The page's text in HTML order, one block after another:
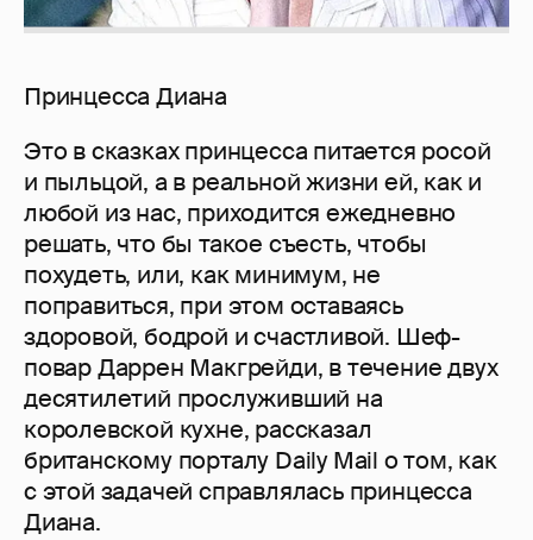
Принцесса Диана
Это в сказках принцесса питается росой
и пыльцой, а в реальной жизни ей, как и
любой из нас, приходится ежедневно
решать, что бы такое съесть, чтобы
похудеть, или, как минимум, не
поправиться, при этом оставаясь
здоровой, бодрой и счастливой. Шеф-
повар Даррен Макгрейди, в течение двух
десятилетий прослуживший на
королевской кухне, рассказал
британскому порталу Daily Mail о том, как
с этой задачей справлялась принцесса
Диана.